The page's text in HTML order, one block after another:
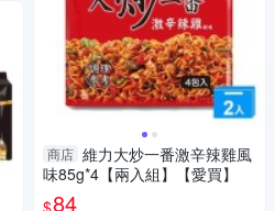
商店 維力大炒一番激辛辣雞風
味85g*4【兩入組】【愛買】
84